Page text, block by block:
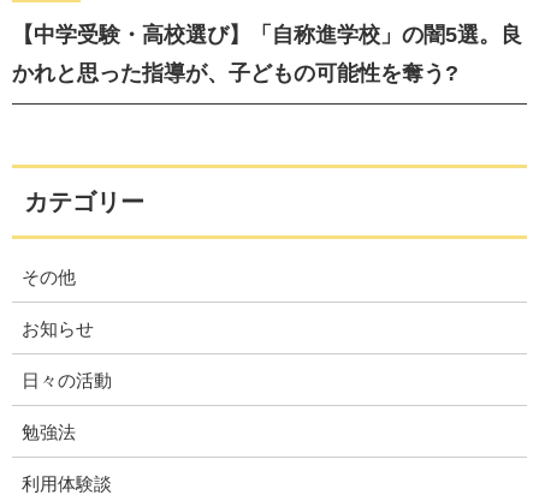
【中学受験・高校選び】「自称進学校」の闇5選。良
かれと思った指導が、子どもの可能性を奪う?
カテゴリー
その他
お知らせ
日々の活動
勉強法
利用体験談